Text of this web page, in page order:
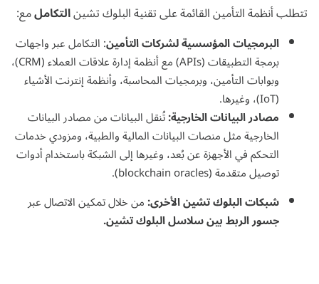
تتطلب أنظمة التأمين القائمة على تقنية البلوك تشينالتكاملمع:
البرمجيات المؤسسية لشركات التأمين: التكامل عبر واجهات
برمجة التطبيقات (APIs) مع
أنظمة إدارة علاقات العملاء (CRM)
،
وبوابات التأمين، وبرمجيات المحاسبة، وأنظمة إنترنت الأشياء
(IoT)، وغيرها.
مصادر البيانات الخارجية:تُنقل البيانات من مصادر البيانات
الخارجية مثل منصات البيانات المالية والطبية، ومزودي خدمات
التحكم في الأجهزة عن بُعد، وغيرها إلى الشبكة باستخدام أدوات
توصيل متقدمة (blockchain oracles).
شبكات البلوك تشين الأخرى:من خلال تمكين الاتصال عبر
جسور الربط بين سلاسل البلوك تشين.